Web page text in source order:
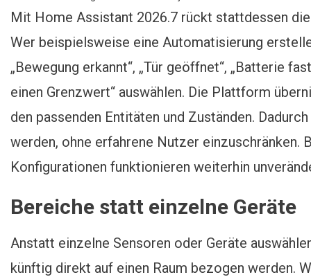
Mit Home Assistant 2026.7 rückt stattdessen
Wer beispielsweise eine Automatisierung
„Bewegung erkannt“, „Tür geöffnet“, „Batterie
einen Grenzwert“ auswählen. Die Plattform
den passenden Entitäten und Zuständen.
werden, ohne erfahrene Nutzer
Konfigurationen funktionieren weiterhin
Bereiche statt einzelne Geräte
Anstatt einzelne Sensoren oder Geräte
künftig direkt auf einen Raum bezogen werden.